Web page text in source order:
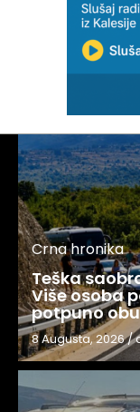
Crna hronika
Teška
Više osoba
potpuno
8 Augusta, 2026/